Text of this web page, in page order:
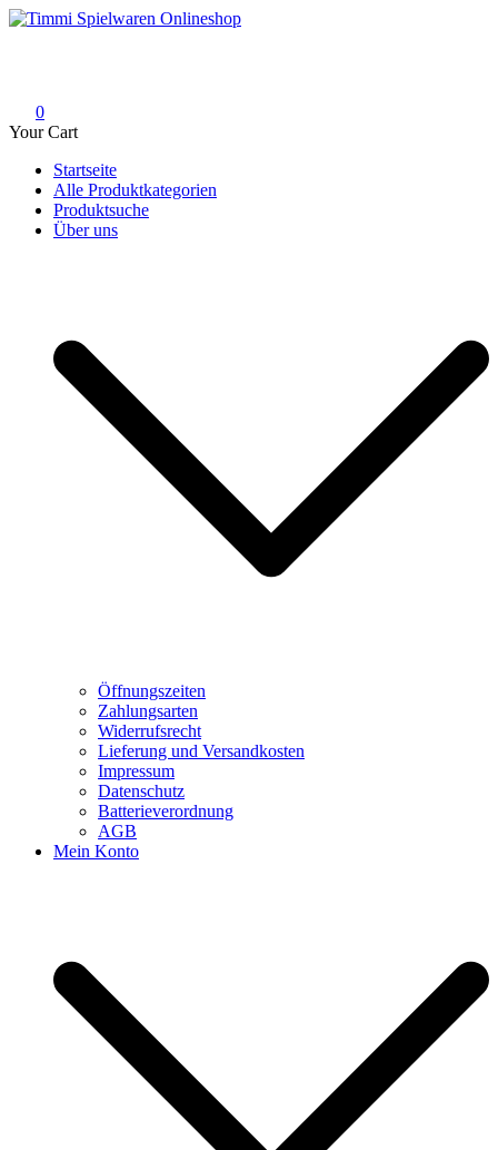
Skip
0
Your Cart
Startseite
Alle Produktkategorien
Produktsuche
Über uns
Öffnungszeiten
Zahlungsarten
Widerrufsrecht
Lieferung und Versandkosten
Impressum
Datenschutz
Batterieverordnung
AGB
Mein Konto